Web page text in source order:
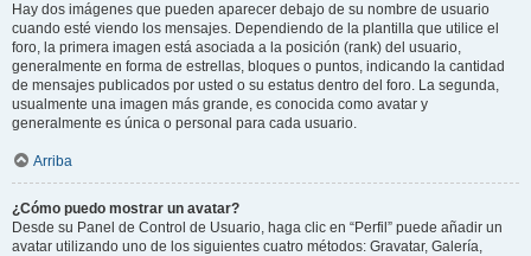
Hay dos imágenes que pueden aparecer debajo de su nombre de usuario
cuando esté viendo los mensajes. Dependiendo de la plantilla que utilice el
foro, la primera imagen está asociada a la posición (rank) del usuario,
generalmente en forma de estrellas, bloques o puntos, indicando la cantidad
de mensajes publicados por usted o su estatus dentro del foro. La segunda,
usualmente una imagen más grande, es conocida como avatar y
generalmente es única o personal para cada usuario.
Arriba
¿Cómo puedo mostrar un avatar?
Desde su Panel de Control de Usuario, haga clic en “Perfil” puede añadir un
avatar utilizando uno de los siguientes cuatro métodos: Gravatar, Galería,